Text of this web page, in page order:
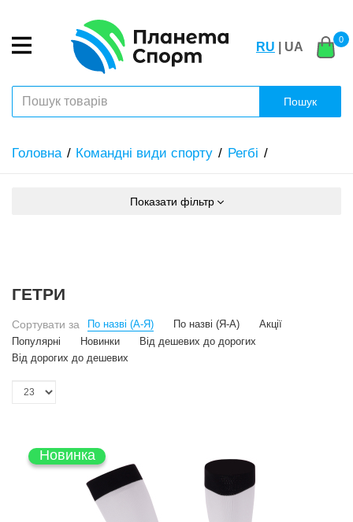
RU | UA
0
Пошук
Головна Командні види спорту Регбі
Показати фільтр
ГЕТРИ
Сортувати за По назві (А-Я) По назві (Я-А)
Акції
Популярні
Новинки
Від дешевих до дорогих
Від дорогих до дешевих
Новинка